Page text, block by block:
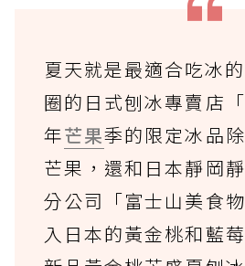
夏天就是最適合吃冰
圈的日式刨冰專賣店
年芒果季的限定冰品
芒果，還和日本靜岡
分公司「富士山美食
入日本的黃金桃和藍